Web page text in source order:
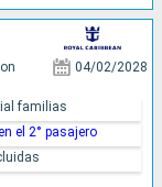
04/02/2028
familias
el 2° pasajero